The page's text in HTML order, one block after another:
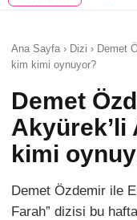
Ana Sayfa › Dizi › Demet
kim kimi oynuyor?
Demet
Akyürek’li
kimi
Demet Özdemir ile
Farah” dizisi bu